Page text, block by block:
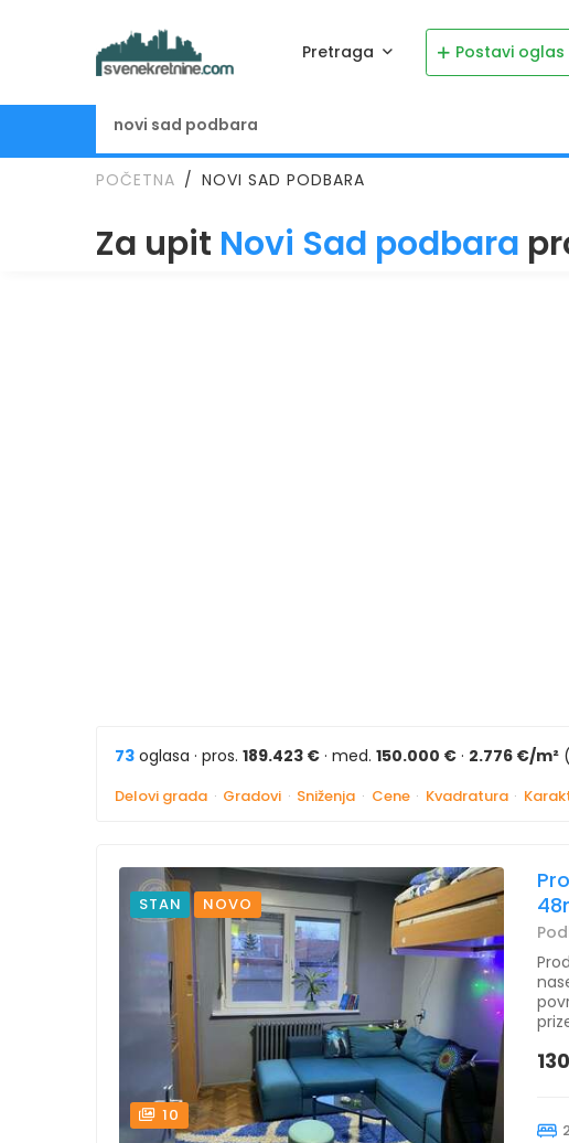
Pretraga Postavi oglas
POČETNA NOVI SAD PODBARA
Za upit Novi Sad podbara
73 oglasa · pros. 189.423 € · med. 150.000 € · 2.776 €/m²
Delovi grada · Gradovi · Sniženja · Cene · Kvadratura ·
STAN NOVO
10